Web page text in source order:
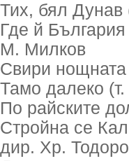
Тих, бял
Где й
М. Милков
Свири
Тамо далеко
По райските
Стройна се
дир. Хр.